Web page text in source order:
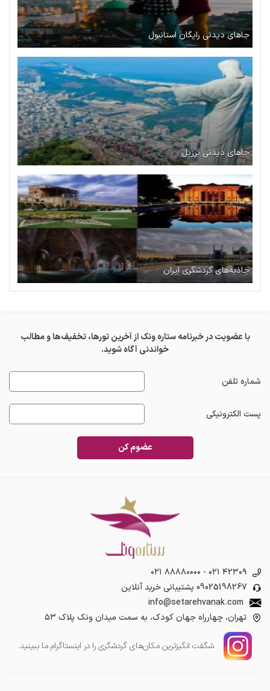
جاهای دیدنی رایگان استانبول
جاهای دیدنی برزیل
جاذبه‌های گردشگری ایران
با عضویت در خبرنامه ستاره ونک از آخرین تورها، تخفیف‌ها و مطالب
خواندنی آگاه شوید.
شماره تلفن
پست الکترونیکی
عضوم کن
۰۲۱ ۸۸۸۸۰۰۰۰ - ۰۲۱ ۴۲۳۰۹
09025198267 پشتیبانی خرید آنلاین
info@setarehvanak.com
تهران، چهارراه جهان کودک، به سمت میدان ونک پلاک ۵۳
شگفت انگیز‌ترین مکان‌های گردشگری را در اینستاگرام ما ببینید.